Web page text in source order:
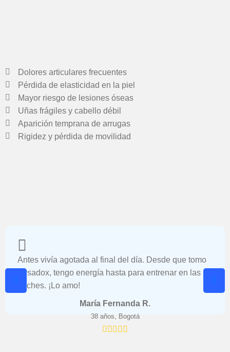
Dolores articulares frecuentes
Pérdida de elasticidad en la piel
Mayor riesgo de lesiones óseas
Uñas frágiles y cabello débil
Aparición temprana de arrugas
Rigidez y pérdida de movilidad
Antes vivía agotada al final del día. Desde que tomo
Sysadox, tengo energía hasta para entrenar en las
noches. ¡Lo amo!
María Fernanda R.
38 años, Bogotá